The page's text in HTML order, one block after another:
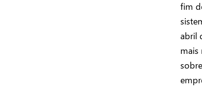
fim
abril
mais